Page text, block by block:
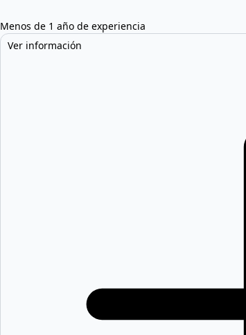
Menos de 1 año de experiencia
Ver información